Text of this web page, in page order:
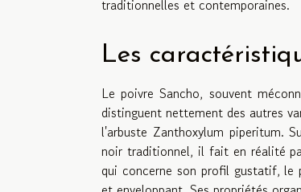
traditionnelles et contemporaines.
Les
Le poivre Sancho, souvent
distinguent nettement des autres
l'arbuste Zanthoxylum piperitum.
noir traditionnel, il fait en réalité
qui concerne son profil gustatif,